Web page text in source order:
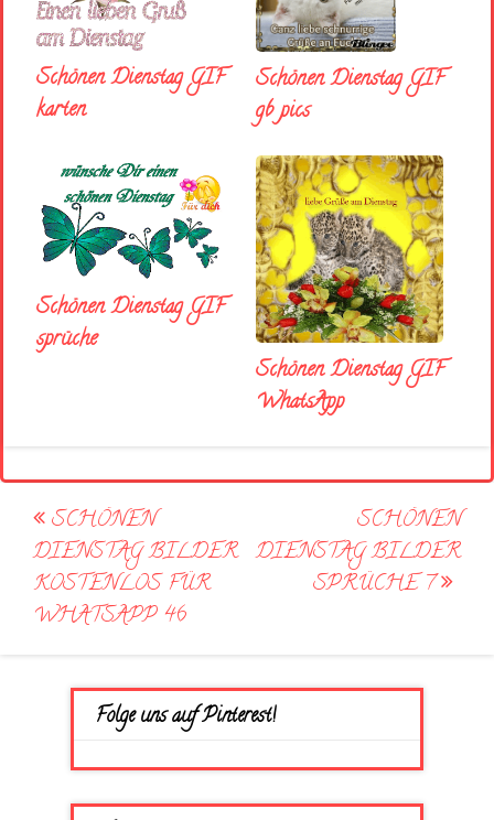
Schönen Dienstag GIF
karten
Schönen Dienstag GIF
gb pics
Schönen Dienstag GIF
sprüche
Schönen Dienstag GIF
WhatsApp
Post
navigation
SCHÖNEN
DIENSTAG BILDER
KOSTENLOS FÜR
WHATSAPP 46
SCHÖNEN
DIENSTAG BILDER
SPRÜCHE 7
Folge uns auf Pinterest!